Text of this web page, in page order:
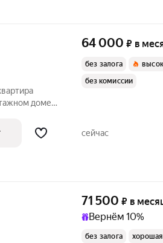
доме
0 грузовых
64 000 ₽ в
без залога
без комиссии
сейчас
71 500 ₽ в
Вернём 10%
без залога